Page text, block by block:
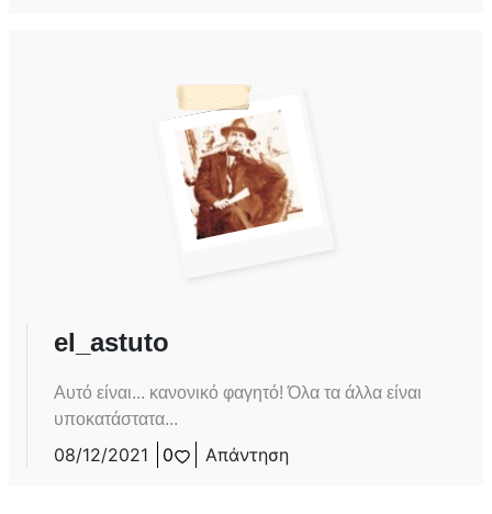
el_astuto
Αυτό είναι... κανονικό φαγητό! Όλα τα άλλα είναι
υποκατάστατα...
08/12/2021 0 Απάντηση